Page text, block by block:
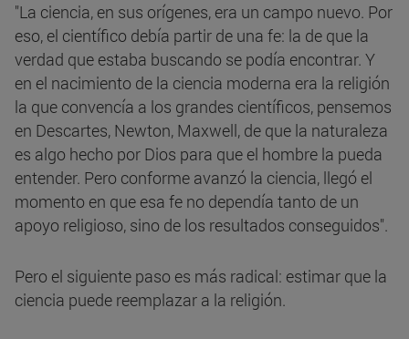
"La ciencia, en sus orígenes, era un campo nuevo. Por
eso, el científico debía partir de una fe: la de que la
verdad que estaba buscando se podía encontrar. Y
en el nacimiento de la ciencia moderna era la religión
la que convencía a los grandes científicos, pensemos
en Descartes, Newton, Maxwell, de que la naturaleza
es algo hecho por Dios para que el hombre la pueda
entender. Pero conforme avanzó la ciencia, llegó el
momento en que esa fe no dependía tanto de un
apoyo religioso, sino de los resultados conseguidos".
Pero el siguiente paso es más radical: estimar que la
ciencia puede reemplazar a la religión.